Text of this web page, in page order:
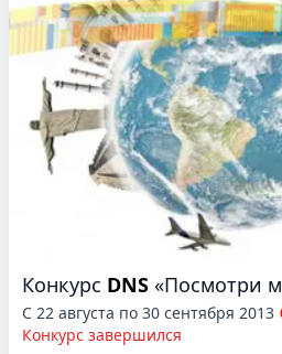
Конкурс DNS «Посмотри
С 22 августа по 30 сентября 2013
Конкурс завершился